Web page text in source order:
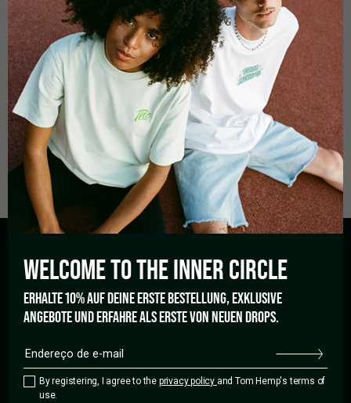
THCREW
RAINBOW ROLLING TRAY
€9,90
TOM HEMP'S
Pesquisar revendedore
Entregas en bicicletas
Job
WELCOME TO THEINNER CIRCLE
ERHALTE 10% AUF DEINE ERSTE BESTELLUNG, EXKLUSIVE
ANGEBOTE UND ERFAHRE ALS ERSTE VON NEUEN DROPS.
By registering, I agree to the privacy policy and Tom Hemp's terms of
use.